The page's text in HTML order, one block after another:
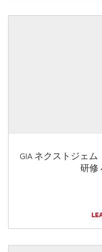
GIA ネクストジェム
研修